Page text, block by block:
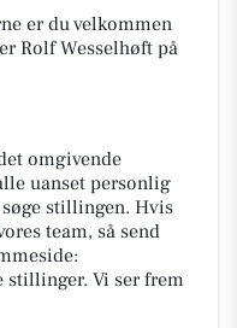
er du velkommen
Rolf Wesselhøft på
omgivende
uanset personlig
stillingen. Hvis
team, så send
Vi ser frem